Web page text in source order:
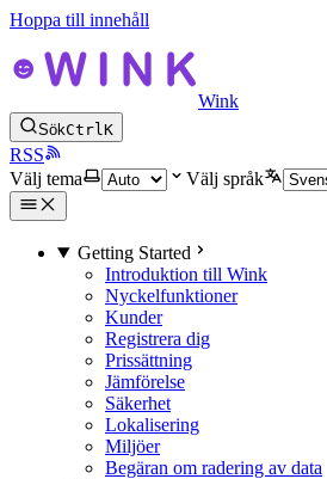
Hoppa till innehåll
Wink
SökCtrlK
RSS
Välj tema
Välj språk
Getting Started
Introduktion till Wink
Nyckelfunktioner
Kunder
Registrera dig
Prissättning
Jämförelse
Säkerhet
Lokalisering
Miljöer
Begäran om radering av data